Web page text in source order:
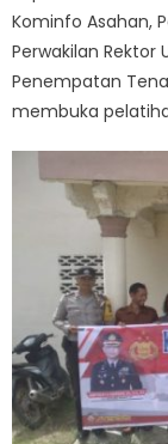
Kominfo Asahan,
Perwakilan Rektor
Penempatan
membuka